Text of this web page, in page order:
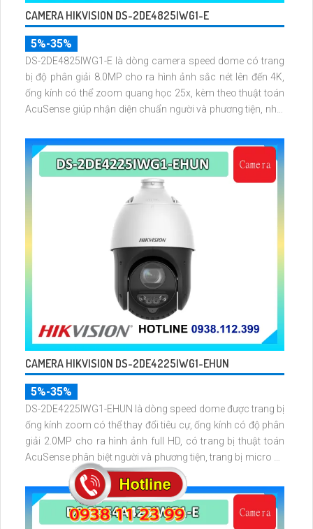
CAMERA HIKVISION DS-2DE4825IWG1-E
5%-35%
DS-2DE4825IWG1-E là dòng camera speed dome có trang
bị độ phân giải 8.0MP cho ra hình ảnh sắc nét lên đến 4K,
ống kính có thể zoom quang học 25x, kèm theo thuật toán
AcuSense giúp nhận diện chuẩn người và phương tiện, nhìn
CAMERA HIKVISION DS-2DE4225IWG1-EHUN
5%-35%
DS-2DE4225IWG1-EHUN là dòng speed dome được trang bị
ống kính zoom có thể thay đổi tiêu cự, ống kính có độ phân
giải 2.0MP cho ra hình ảnh full HD, có trang bị thuật toán
AcuSense phân biệt người và phương tiện, trang bị micro và
loa giúp đàm thoại 2 chiều, nhìn ban đêm bằng hồng ngoại
100m